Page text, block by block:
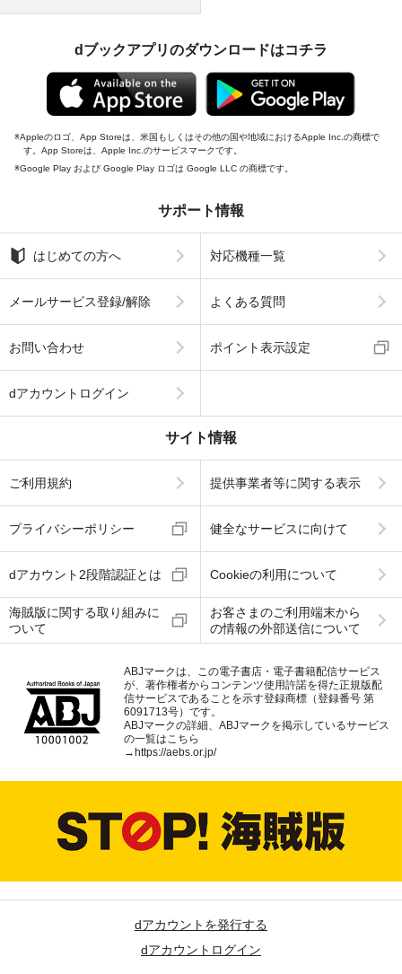
dブックアプリのダウンロードはコチラ
Appleのロゴ、App Storeは、米国もしくはその他の国や地域におけるApple Inc.の商標で
す。App Storeは、Apple Inc.のサービスマークです。
Google Play および Google Play ロゴは Google LLC の商標です。
サポート情報
はじめての方へ 対応機種一覧
メールサービス登録/解除 よくある質問
お問い合わせ ポイント表示設定
dアカウントログイン
サイト情報
ご利用規約 提供事業者等に関する表示
プライバシーポリシー 健全なサービスに向けて
dアカウント2段階認証とは Cookieの利用について
海賊版に関する取り組みに
ついて
お客さまのご利用端末から
の情報の外部送信について
ABJマークは、この電子書店・電子書籍配信サービス
が、著作権者からコンテンツ使用許諾を得た正規版配
信サービスであることを示す登録商標（登録番号 第
6091713号）です。
ABJマークの詳細、ABJマークを掲示しているサービス
の一覧はこちら
→ https://aebs.or.jp/
dアカウントを発行する
dアカウントログイン